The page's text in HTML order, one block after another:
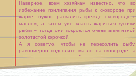
Наверное, всем хозяйкам известно, что во
избежание прилипания рыбы к сковороде при
жарке, нужно раскалить прежде сковороду с
маслом, а затем уже класть жариться кусочки
рыбы – тогда они покроются очень аппетитной
золотистой корочкой.
А я советую, чтобы не пересолить рыбу,
равномерно подсолите масло на сковороде, а
саму рыбу не подсаливайте, тогда вряд ли ваш
язык [...]